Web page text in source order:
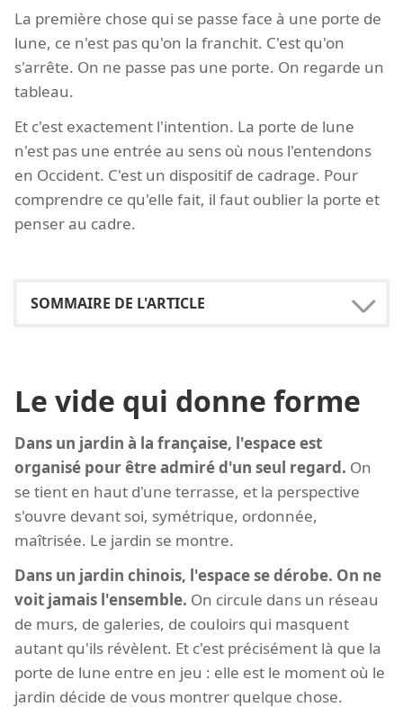
La première chose qui se passe face à une porte de
lune, ce n'est pas qu'on la franchit. C'est qu'on
s'arrête. On ne passe pas une porte. On regarde un
tableau.
Et c'est exactement l'intention. La porte de lune
n'est pas une entrée au sens où nous l'entendons
en Occident. C'est un dispositif de cadrage. Pour
comprendre ce qu'elle fait, il faut oublier la porte et
penser au cadre.
Le vide qui donne forme
Dans un jardin à la française, l'espace est
organisé pour être admiré d'un seul regard. On
se tient en haut d'une terrasse, et la perspective
s'ouvre devant soi, symétrique, ordonnée,
maîtrisée. Le jardin se montre.
Dans un jardin chinois, l'espace se dérobe. On ne
voit jamais l'ensemble. On circule dans un réseau
de murs, de galeries, de couloirs qui masquent
autant qu'ils révèlent. Et c'est précisément là que la
porte de lune entre en jeu : elle est le moment où le
jardin décide de vous montrer quelque chose.